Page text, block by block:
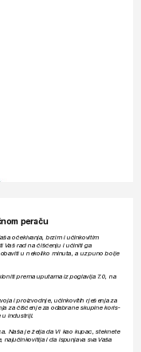
peraču
aša očekivanja, brzim i učinkovitim
Vaš rad na čišćenju i učiniti ga
u nekoliko minuta, a uz puno bolje
prema uputama iz poglavlja 7.0, na
i proizvodnje, učinkovitih rješenja za
za čišćenje za odabrane skupine koris-
u industriji.
Naša je želja da Vi kao kupac, steknete
najučinkovitija i da ispunjava sva Vaša